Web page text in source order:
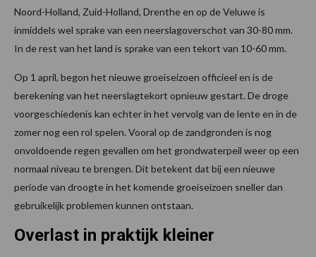
Noord-Holland, Zuid-Holland, Drenthe en op de Veluwe is
inmiddels wel sprake van een neerslagoverschot van 30-80 mm.
In de rest van het land is sprake van een tekort van 10-60 mm.
Op 1 april, begon het nieuwe groeiseizoen officieel en is de
berekening van het neerslagtekort opnieuw gestart. De droge
voorgeschiedenis kan echter in het vervolg van de lente en in de
zomer nog een rol spelen. Vooral op de zandgronden is nog
onvoldoende regen gevallen om het grondwaterpeil weer op een
normaal niveau te brengen. Dit betekent dat bij een nieuwe
periode van droogte in het komende groeiseizoen sneller dan
gebruikelijk problemen kunnen ontstaan.
Overlast in praktijk kleiner